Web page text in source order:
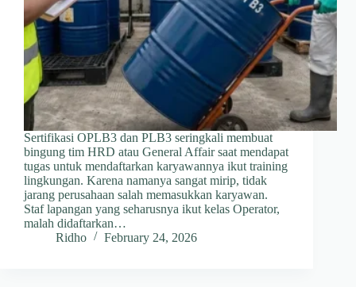
Sertifikasi OPLB3 dan PLB3 seringkali membuat
bingung tim HRD atau General Affair saat mendapat
tugas untuk mendaftarkan karyawannya ikut training
lingkungan. Karena namanya sangat mirip, tidak
jarang perusahaan salah memasukkan karyawan.
Staf lapangan yang seharusnya ikut kelas Operator,
malah didaftarkan…
Ridho
February 24, 2026